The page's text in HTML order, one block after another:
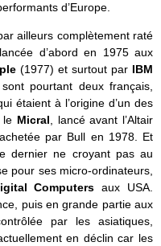
d’Europe.
ailleurs complètement raté
d’abord en 1975 aux
(1977) et surtout par IBM
pourtant deux français,
étaient à l’origine d’un des
le Micral, lancé avant l’Altair
par Bull en 1978. Et
dernier ne croyant pas au
pour ses micro-ordinateurs,
Computers aux USA.
puis en grande partie aux
par les asiatiques,
en déclin car les